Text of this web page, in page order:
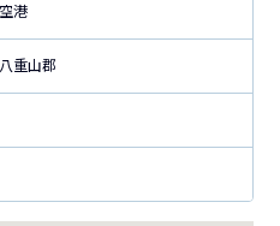
は約35分といずれもアクセスが良く
です。空港内にはカジュアルなレス
土産ショップが併設されています。
・ダイビングショップなど観光に便
港
重山郡